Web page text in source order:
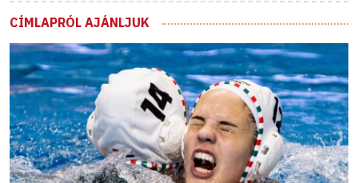
CÍMLAPRÓL AJÁNLJUK